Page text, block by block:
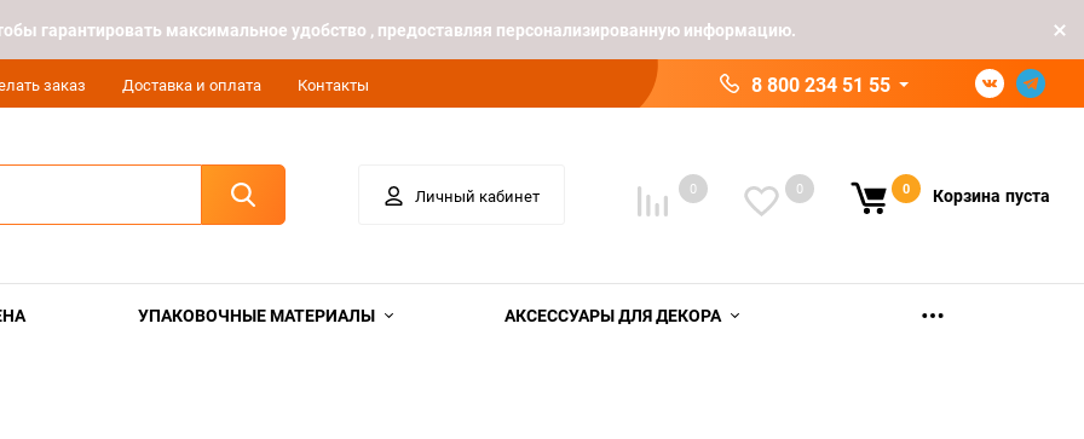
гарантировать максимальное удобство , предоставляя персонализированную информацию.
заказ Доставка и оплата Контакты 8 800 234 51 55
Личный кабинет 0 0 0 Корзина пуста
УПАКОВОЧНЫЕ МАТЕРИАЛЫ АКСЕССУАРЫ ДЛЯ ДЕКОРА